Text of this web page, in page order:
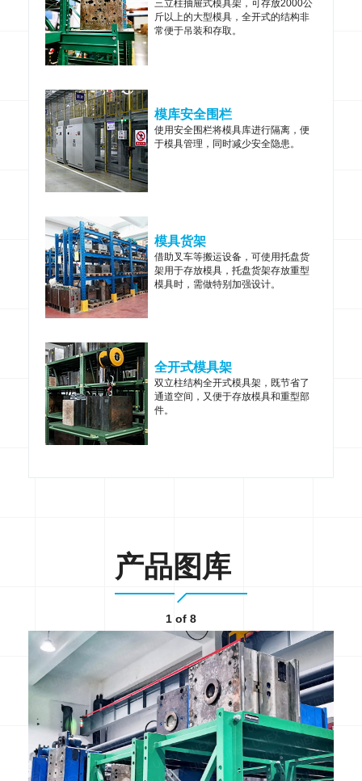
三立柱抽屉式模具架，可存放2000公
斤以上的大型模具，全开式的结构非
常便于吊装和存取。
模库安全围栏
使用安全围栏将模具库进行隔离，便
于模具管理，同时减少安全隐患。
模具货架
借助叉车等搬运设备，可使用托盘货
架用于存放模具，托盘货架存放重型
模具时，需做特别加强设计。
全开式模具架
双立柱结构全开式模具架，既节省了
通道空间，又便于存放模具和重型部
件。
产品图库
1 of 8